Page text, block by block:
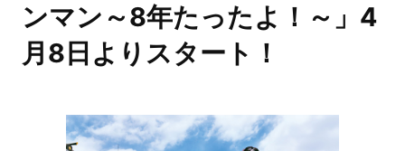
ンマン～8年たったよ！～」4
月8日よりスタート！